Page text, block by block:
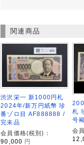
関連商品
渋沢栄一 新1000円札
2024年/新万円紙幣 珍
番ゾロ目 AF888888 /
完未品
会員価格(税別)：
90,000 円
札
号
会